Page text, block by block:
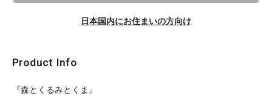
日本国内にお住まいの方向け
Product Info
『森とくるみとくま』